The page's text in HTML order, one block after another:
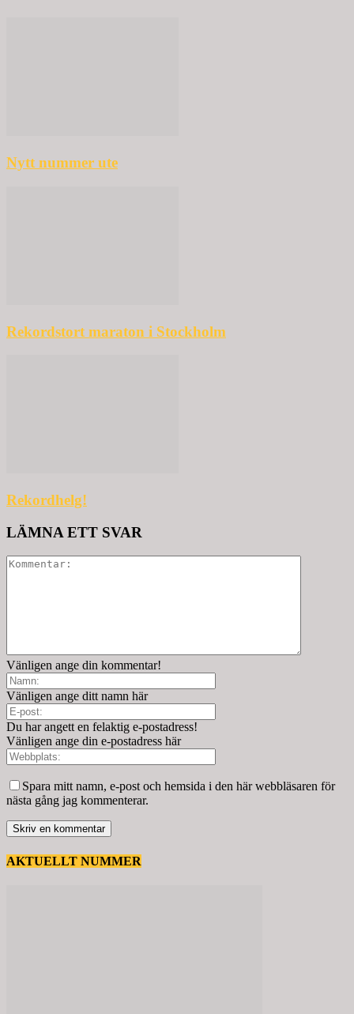
Nytt nummer ute
Rekordstort maraton i Stockholm
Rekordhelg!
LÄMNA ETT SVAR
Vänligen ange din kommentar!
Vänligen ange ditt namn här
Du har angett en felaktig e-postadress!
Vänligen ange din e-postadress här
Spara mitt namn, e-post och hemsida i den här webbläsaren för
nästa gång jag kommenterar.
AKTUELLT NUMMER